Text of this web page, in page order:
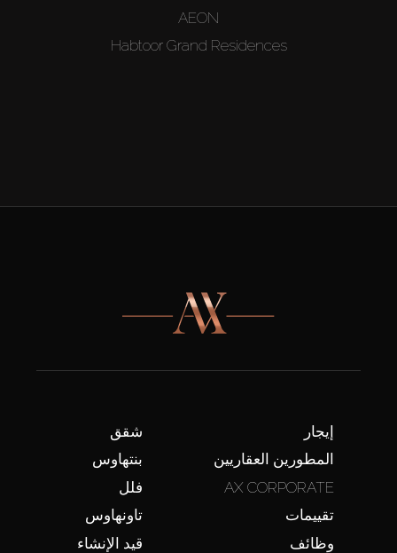
AEON
Habtoor Grand Residences
شقق
بنتهاوس
فلل
تاونهاوس
قيد الإنشاء
إيجار
المطورين العقاريين
AX CORPORATE
تقييمات
وظائف